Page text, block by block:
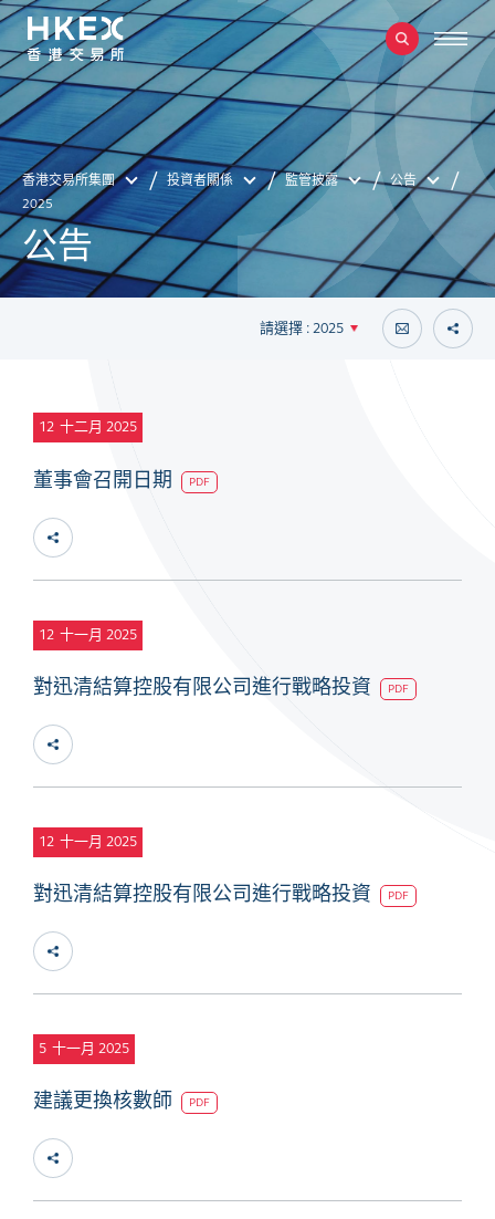
香港交易所集團 投資者關係 監管披露
公告
2025
公告
請選擇 : 2025
12 十二月 2025
董事會召開日期 PDF
12 十一月 2025
對迅清結算控股有限公司進行戰略投資 PDF
12 十一月 2025
對迅清結算控股有限公司進行戰略投資 PDF
5 十一月 2025
建議更換核數師 PDF